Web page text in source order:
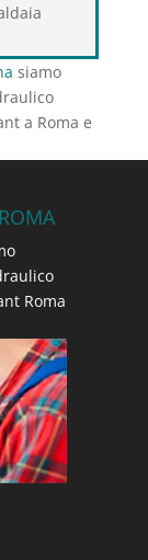
siamo
a Roma e
Roma